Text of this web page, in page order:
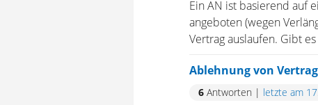
Ein AN ist basierend auf
angeboten (wegen
Vertrag auslaufen. Gibt
Ablehnung von
6 Antworten | letzte am